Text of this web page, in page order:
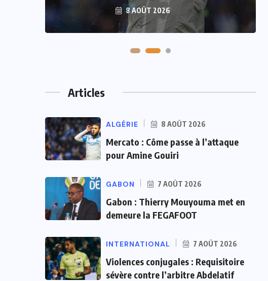
7 AOÛT 2026
Articles
ALGÉRIE 8 AOÛT 2026
Mercato : Côme passe à l’attaque
pour Amine Gouiri
GABON 7 AOÛT 2026
Gabon : Thierry Mouyouma met en
demeure la FEGAFOOT
INTERNATIONAL 7 AOÛT 2026
Violences conjugales : Requisitoire
sévère contre l’arbitre Abdelatif